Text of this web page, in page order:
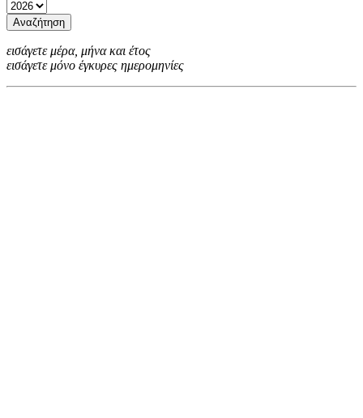
Αναζήτηση
εισάγετε μέρα, μήνα και έτος
εισάγετε μόνο έγκυρες ημερομηνίες